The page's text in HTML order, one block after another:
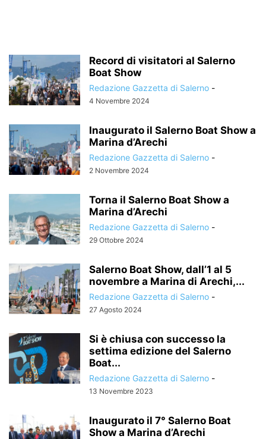
Record di visitatori al Salerno
Boat Show
Redazione Gazzetta di Salerno -
4 Novembre 2024
Inaugurato il Salerno Boat Show a
Marina d’Arechi
Redazione Gazzetta di Salerno -
2 Novembre 2024
Torna il Salerno Boat Show a
Marina d’Arechi
Redazione Gazzetta di Salerno -
29 Ottobre 2024
Salerno Boat Show, dall’1 al 5
novembre a Marina di Arechi,...
Redazione Gazzetta di Salerno -
27 Agosto 2024
Si è chiusa con successo la
settima edizione del Salerno
Boat...
Redazione Gazzetta di Salerno -
13 Novembre 2023
Inaugurato il 7° Salerno Boat
Show a Marina d’Arechi